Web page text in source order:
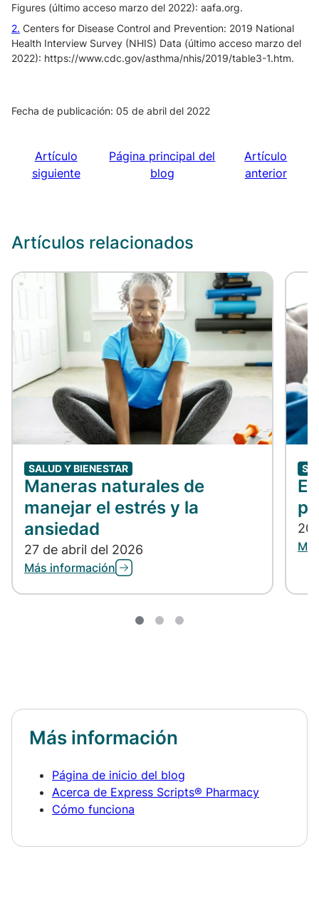
Figures (último acceso marzo del 2022): aafa.org.
2 Centers for Disease Control and Prevention: 2019 National
Health Interview Survey (NHIS) Data (último acceso marzo del
2022): https://www.cdc.gov/asthma/nhis/2019/table3-1.htm.
Fecha de publicación: 05 de abril del 2022
Artículo
siguiente
Página principal del
blog
Artículo
anterior
Artículos relacionados
SALUD Y BIENESTAR
Maneras naturales de
manejar el estrés y la
ansiedad
27 de abril del 2026
Más información
20
Más información
Página de inicio del blog
Acerca de Express Scripts® Pharmacy
Cómo funciona